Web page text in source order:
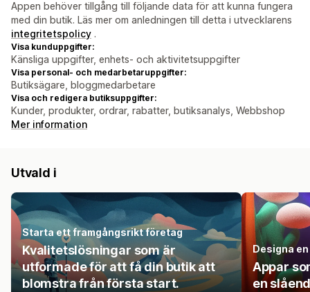
Appen behöver tillgång till följande data för att kunna fungera
med din butik. Läs mer om anledningen till detta i utvecklarens
integritetspolicy .
Visa kunduppgifter:
Känsliga uppgifter, enhets- och aktivitetsuppgifter
Visa personal- och medarbetaruppgifter:
Butiksägare, bloggmedarbetare
Visa och redigera butiksuppgifter:
Kunder, produkter, ordrar, rabatter, butiksanalys, Webbshop
Mer information
Utvald i
Starta ett framgångsrikt företag
Kvalitetslösningar som är
utformade för att få din butik att
blomstra från första start.
Designa
Appar
en